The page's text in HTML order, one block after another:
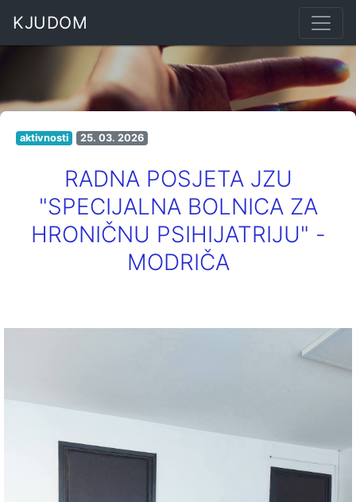
KJUDOM
aktivnosti 25. 03. 2026
RADNA POSJETA JZU
"SPECIJALNA BOLNICA ZA
HRONIČNU PSIHIJATRIJU" -
MODRIČA